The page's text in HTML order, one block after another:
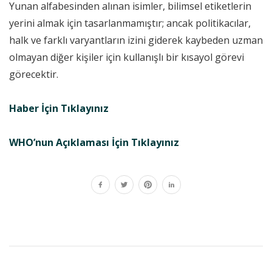
Yunan alfabesinden alınan isimler, bilimsel etiketlerin
yerini almak için tasarlanmamıştır; ancak politikacılar,
halk ve farklı varyantların izini giderek kaybeden uzman
olmayan diğer kişiler için kullanışlı bir kısayol görevi
görecektir.
Haber İçin Tıklayınız
WHO’nun Açıklaması İçin Tıklayınız